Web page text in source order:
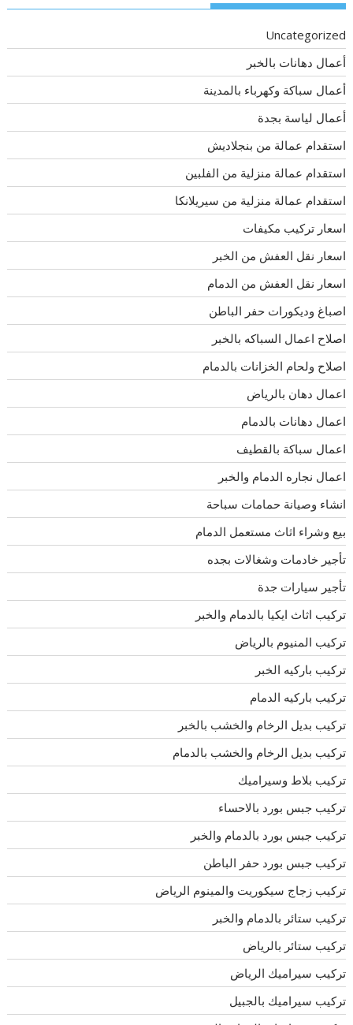
Uncategorized
أعمال دهانات بالخبر
أعمال سباكة وكهرباء بالمدينة
أعمال لياسة بجدة
استقدام عمالة من بنجلاديش
استقدام عمالة منزلية من الفلبين
استقدام عمالة منزلية من سيريلانكا
اسعار تركيب مكيفات
اسعار نقل العفش من الخبر
اسعار نقل العفش من الدمام
اصباغ وديكورات حفر الباطن
اصلاح اعمال السباكه بالخبر
اصلاح ولحام الخزانات بالدمام
اعمال دهان بالرياض
اعمال دهانات بالدمام
اعمال سباكة بالقطيف
اعمال نجاره الدمام والخبر
انشاء وصيانة حمامات سباحة
بيع وشراء اثاث مستعمل الدمام
تأجير خادمات وشغالات بجده
تأجير سيارات جدة
تركيب اثاث ايكيا بالدمام والخبر
تركيب المنيوم بالرياض
تركيب باركيه الخبر
تركيب باركيه الدمام
تركيب بديل الرخام والخشب بالخبر
تركيب بديل الرخام والخشب بالدمام
تركيب بلاط وسيراميك
تركيب جبس بورد بالاحساء
تركيب جبس بورد بالدمام والخبر
تركيب جبس بورد حفر الباطن
تركيب زجاج سيكوريت والمينوم الرياض
تركيب ستائر بالدمام والخبر
تركيب ستائر بالرياض
تركيب سيراميك الرياض
تركيب سيراميك بالجبيل